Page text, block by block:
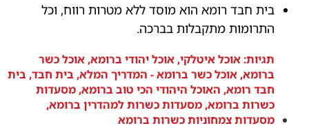
בית חבד רומא הוא מוסד ללא מטרות רווח, וכל
התרומות מתקבלות בברכה.
תגיות:אוכל איטלקי, אוכל יהודי ברומא, אוכל כשר
ברומא, אוכל כשר ברומא - המדריך המלא, בית חבד, בית
חבד רומא, האוכל היהודי הכי טוב ברומא, מסעדות
כשרות ברומא, מסעדות כשרות למהדרין ברומא,
מסעדות צמחוניות כשרות ברומא